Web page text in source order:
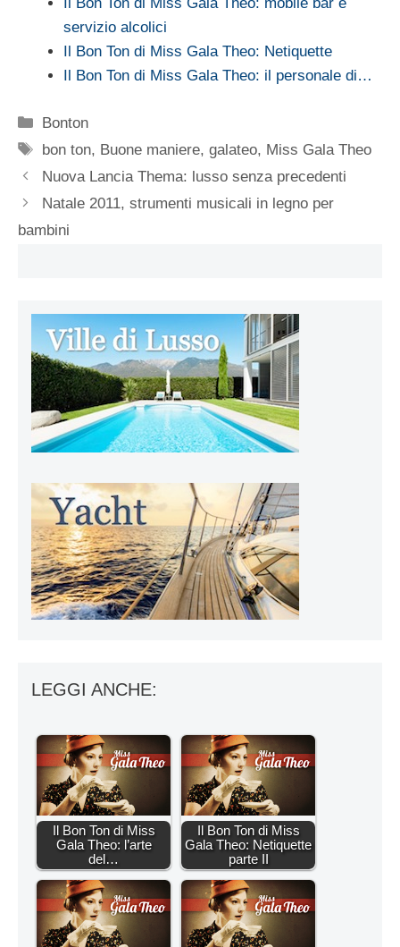
servizio alcolici
Il Bon Ton di Miss Gala Theo: Netiquette
Il Bon Ton di Miss Gala Theo: il personale di…
Categorie
Bonton
Tag
bon ton, Buone maniere,galateo, Miss Gala Theo
Nuova Lancia Thema: lusso senza precedenti
Natale 2011, strumenti musicali in legno per
bambini
LEGGI ANCHE:
Il Bon Ton di Miss
Gala Theo: l’arte
del…
Il Bon Ton di Miss
Gala Theo: Netiquette
parte II